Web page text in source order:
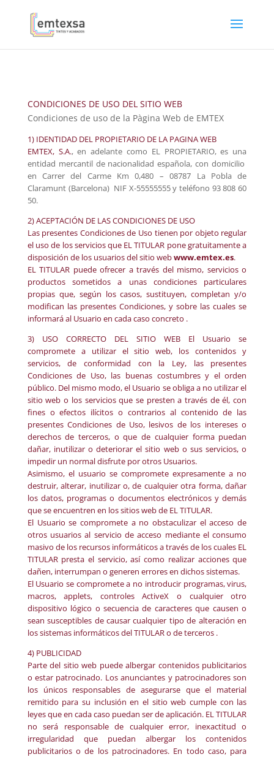
CONDICIONES DE USO DEL SITIO WEB
Condiciones de uso de la Pàgina Web de EMTEX
1) IDENTIDAD DEL PROPIETARIO DE LA PAGINA WEB
EMTEX, S.A., en adelante como EL PROPIETARIO, es una
entidad mercantil de nacionalidad española, con domicilio
en Carrer del Carme Km 0,480 – 08787 La Pobla de
Claramunt (Barcelona) NIF X-55555555 y teléfono 93 808 60
50.
2) ACEPTACIÓN DE LAS CONDICIONES DE USO
Las presentes Condiciones de Uso tienen por objeto regular
el uso de los servicios que EL TITULAR pone gratuitamente a
disposición de los usuarios del sitio webwww.emtex.es.
EL TITULAR puede ofrecer a través del mismo, servicios o
productos sometidos a unas condiciones particulares
propias que, según los casos, sustituyen, completan y/o
modifican las presentes Condiciones, y sobre las cuales se
informará al Usuario en cada caso concreto .
3) USO CORRECTO DEL SITIO WEB El Usuario se
compromete a utilizar el sitio web, los contenidos y
servicios, de conformidad con la Ley, las presentes
Condiciones de Uso, las buenas costumbres y el orden
público. Del mismo modo, el Usuario se obliga a no utilizar el
sitio web o los servicios que se presten a través de él, con
fines o efectos ilícitos o contrarios al contenido de las
presentes Condiciones de Uso, lesivos de los intereses o
derechos de terceros, o que de cualquier forma puedan
dañar, inutilizar o deteriorar el sitio web o sus servicios, o
impedir un normal disfrute por otros Usuarios.
Asimismo, el usuario se compromete expresamente a no
destruir, alterar, inutilizar o, de cualquier otra forma, dañar
los datos, programas o documentos electrónicos y demás
que se encuentren en los sitios web de EL TITULAR.
El Usuario se compromete a no obstaculizar el acceso de
otros usuarios al servicio de acceso mediante el consumo
masivo de los recursos informáticos a través de los cuales EL
TITULAR presta el servicio, así como realizar acciones que
dañen, interrumpan o generen errores en dichos sistemas.
El Usuario se compromete a no introducir programas, virus,
macros, applets, controles ActiveX o cualquier otro
dispositivo lógico o secuencia de caracteres que causen o
sean susceptibles de causar cualquier tipo de alteración en
los sistemas informáticos del TITULAR o de terceros .
4) PUBLICIDAD
Parte del sitio web puede albergar contenidos publicitarios
o estar patrocinado. Los anunciantes y patrocinadores son
los únicos responsables de asegurarse que el material
remitido para su inclusión en el sitio web cumple con las
leyes que en cada caso puedan ser de aplicación. EL TITULAR
no será responsable de cualquier error, inexactitud o
irregularidad que puedan albergar los contenidos
publicitarios o de los patrocinadores. En todo caso, para